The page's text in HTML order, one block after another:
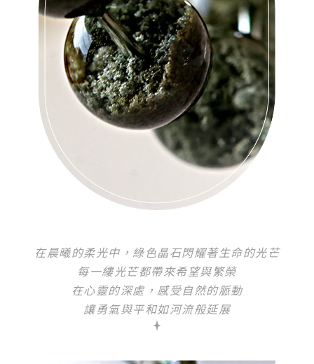
在晨曦的柔光中，綠色晶石閃耀著生命的光芒
每一縷光芒都帶來希望與繁榮
在心靈的深處，感受自然的脈動
讓勇氣與平和如河流般延展